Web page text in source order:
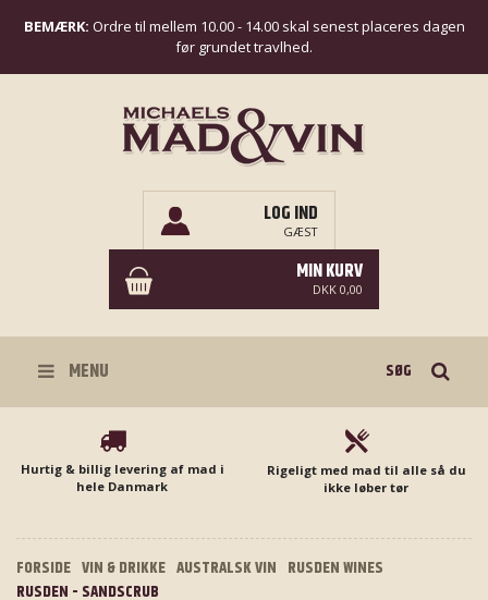
BEMÆRK: Ordre til mellem 10.00 - 14.00 skal senest placeres dagen
før grundet travlhed.
LOG IND
GÆST
MIN KURV
DKK 0,00
MENU
Hurtig & billig levering af mad i
hele Danmark
Rigeligt med mad til alle så du
ikke løber tør
FORSIDE VIN & DRIKKE AUSTRALSK VIN RUSDEN WINES
RUSDEN - SANDSCRUB